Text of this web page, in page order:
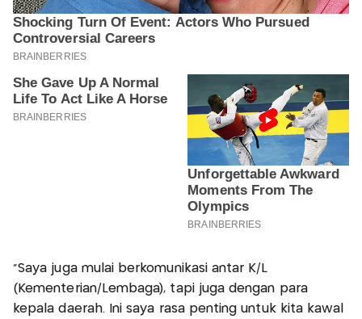
“Saya juga mulai berkomunikasi antar K/L
(Kementerian/Lembaga), tapi juga dengan para
kepala daerah. Ini saya rasa penting untuk kita kawal